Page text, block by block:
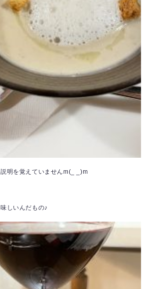
明を覚えていませんm(_ _)m
しいんだもの♪